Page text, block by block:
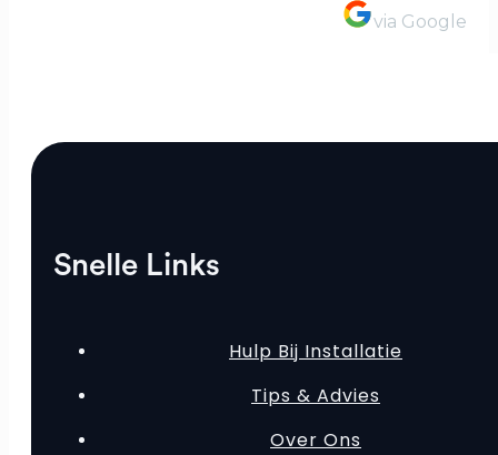
via Google
Snelle Links
Hulp Bij Installatie
Tips & Advies
Over Ons